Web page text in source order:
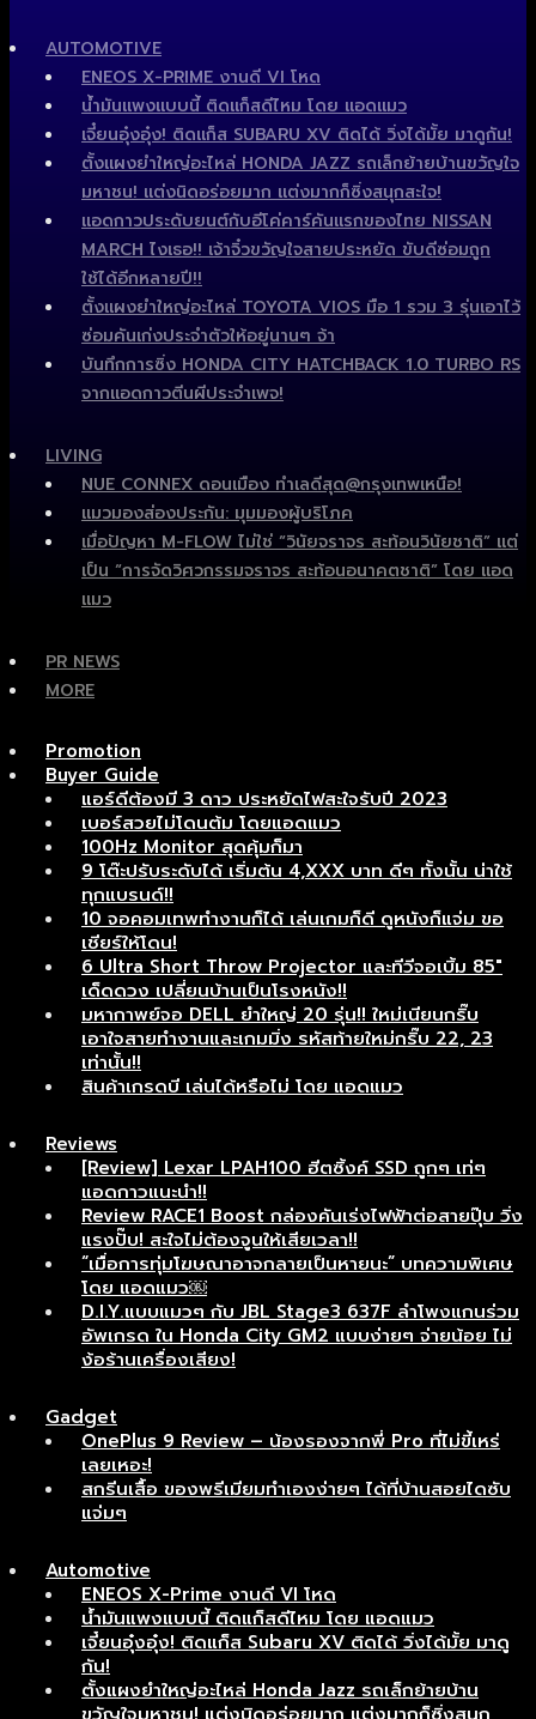
AUTOMOTIVE
ENEOS X-PRIME งานดี VI โหด
น้ำมันแพงแบบนี้ ติดแก็สดีไหม โดย แอดแมว
เจี๋ยนอุ๋งอุ๋ง! ติดแก็ส SUBARU XV ติดได้ วิ่งได้มั้ย มาดูกัน!
ตั้งแผงยำใหญ่อะไหล่ HONDA JAZZ รถเล็กย้ายบ้านขวัญใจ
มหาชน! แต่งนิดอร่อยมาก แต่งมากก็ซิ่งสนุกสะใจ!
แอดกาวประดับยนต์กับอีโค่คาร์คันแรกของไทย NISSAN
MARCH ไงเธอ!! เจ้าจิ๋วขวัญใจสายประหยัด ขับดีซ่อมถูก
ใช้ได้อีกหลายปี!!
ตั้งแผงยำใหญ่อะไหล่ TOYOTA VIOS มือ 1 รวม 3 รุ่นเอาไว้
ซ่อมคันเก่งประจำตัวให้อยู่นานๆ จ้า
บันทึกการซิ่ง HONDA CITY HATCHBACK 1.0 TURBO RS
จากแอดกาวตีนผีประจำเพจ!
LIVING
NUE CONNEX ดอนเมือง ทำเลดีสุด@กรุงเทพเหนือ!
แมวมองส่องประกัน: มุมมองผู้บริโภค
เมื่อปัญหา M-FLOW ไม่ใช่ “วินัยจราจร สะท้อนวินัยชาติ” แต่
เป็น “การจัดวิศวกรรมจราจร สะท้อนอนาคตชาติ” โดย แอด
แมว
PR NEWS
MORE
Promotion
Buyer Guide
แอร์ดีต้องมี 3 ดาว ประหยัดไฟสะใจรับปี 2023
เบอร์สวยไม่โดนต้ม โดยแอดแมว
100Hz Monitor สุดคุ้มก็มา
9 โต๊ะปรับระดับได้ เริ่มต้น 4,XXX บาท ดีๆ ทั้งนั้น น่าใช้
ทุกแบรนด์!!
10 จอคอมเทพทำงานก็ได้ เล่นเกมก็ดี ดูหนังก็แจ่ม ขอ
เชียร์ให้โดน!
6 Ultra Short Throw Projector และทีวีจอเบิ้ม 85″
เด็ดดวง เปลี่ยนบ้านเป็นโรงหนัง!!
มหากาพย์จอ DELL ยำใหญ่ 20 รุ่น!! ใหม่เนียนกริ๊บ
เอาใจสายทำงานและเกมมิ่ง รหัสท้ายใหม่กริ๊บ 22, 23
เท่านั้น!!
สินค้าเกรดบี เล่นได้หรือไม่ โดย แอดแมว
Reviews
[Review] Lexar LPAH100 ฮีตซิ้งค์ SSD ถูกๆ เท่ๆ
แอดกาวแนะนำ!!
Review RACE1 Boost กล่องคันเร่งไฟฟ้าต่อสายปุ๊บ วิ่ง
แรงปั๊บ! สะใจไม่ต้องจูนให้เสียเวลา!!
“เมื่อการทุ่มโฆษณาอาจกลายเป็นหายนะ” บทความพิเศษ
โดย แอดแมว￼
D.I.Y.แบบแมวๆ กับ JBL Stage3 637F ลำโพงแกนร่วม
อัพเกรด ใน Honda City GM2 แบบง่ายๆ จ่ายน้อย ไม่
ง้อร้านเครื่องเสียง!
Gadget
OnePlus 9 Review – น้องรองจากพี่ Pro ที่ไม่ขี้เหร่
เลยเหอะ!
สกรีนเสื้อ ของพรีเมียมทำเองง่ายๆ ได้ที่บ้านสอยไดซับ
แจ่มๆ
Automotive
ENEOS X-Prime งานดี VI โหด
น้ำมันแพงแบบนี้ ติดแก็สดีไหม โดย แอดแมว
เจี๋ยนอุ๋งอุ๋ง! ติดแก็ส Subaru XV ติดได้ วิ่งได้มั้ย มาดู
กัน!
ตั้งแผงยำใหญ่อะไหล่ Honda Jazz รถเล็กย้ายบ้าน